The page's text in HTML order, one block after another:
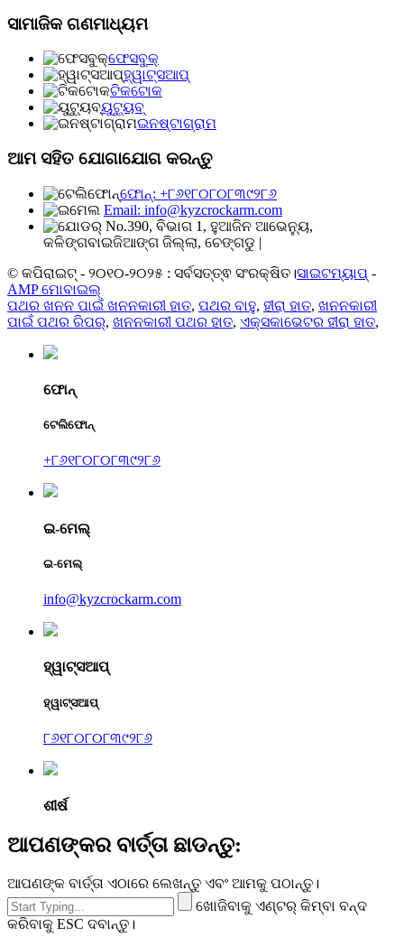
ସାମାଜିକ ଗଣମାଧ୍ୟମ
ଫେସବୁକ୍
ହ୍ୱାଟ୍ସଆପ୍
ଟିକଟୋକ
ୟୁଟ୍ୟୁବ୍
ଇନଷ୍ଟାଗ୍ରାମ
ଆମ ସହିତ ଯୋଗାଯୋଗ କରନ୍ତୁ
ଫୋନ୍: +୮୬୧୮୦୮୦୮୩୯୨୮୬
Email: info@kyzcrockarm.com
No.390, ବିଭାଗ 1, ହୁଆଜିନ ଆଭେନ୍ୟୁ,
କଳିଙ୍ଗବାଇଜିଆଙ୍ଗ ଜିଲ୍ଲା, ଚେଙ୍ଗଡୁ |
© କପିରାଇଟ୍ - ୨୦୧୦-୨୦୨୫ : ସର୍ବସତ୍ତ୍ଵ ସଂରକ୍ଷିତ।ସାଇଟମ୍ୟାପ୍ -
AMP ମୋବାଇଲ୍
ପଥର ଖନନ ପାଇଁ ଖନନକାରୀ ହାତ, ପଥର ବାହୁ, ହୀରା ହାତ, ଖନନକାରୀ
ପାଇଁ ପଥର ରିପର୍, ଖନନକାରୀ ପଥର ହାତ, ଏକ୍ସକାଭେଟର ହୀରା ହାତ,
ଫୋନ୍
ଟେଲିଫୋନ୍
+୮୬୧୮୦୮୦୮୩୯୨୮୬
ଇ-ମେଲ୍
ଇ-ମେଲ୍
info@kyzcrockarm.com
ହ୍ୱାଟ୍ସଆପ୍
ହ୍ୱାଟ୍ସଆପ୍
୮୬୧୮୦୮୦୮୩୯୨୮୬
ଶୀର୍ଷ
ଆପଣଙ୍କର ବାର୍ତ୍ତା ଛାଡନ୍ତୁ:
ଆପଣଙ୍କ ବାର୍ତ୍ତା ଏଠାରେ ଲେଖନ୍ତୁ ଏବଂ ଆମକୁ ପଠାନ୍ତୁ।
ଖୋଜିବାକୁ ଏଣ୍ଟର୍ କିମ୍ବା ବନ୍ଦ
କରିବାକୁ ESC ଦବାନ୍ତୁ।